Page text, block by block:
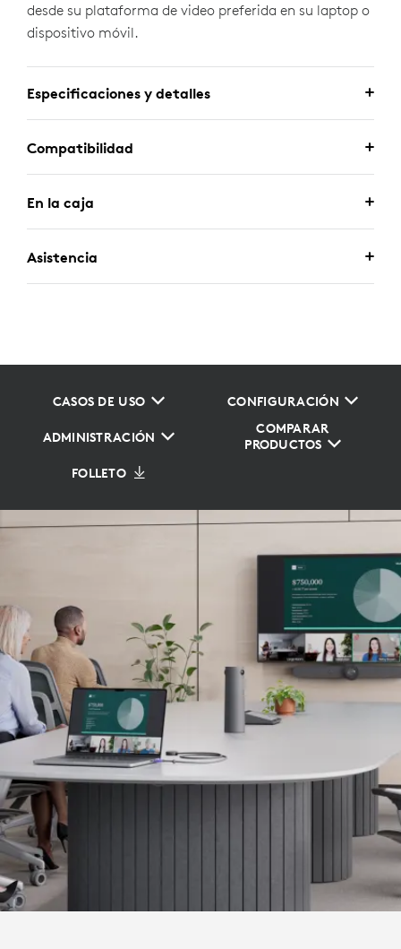
desde su plataforma de video preferida en su laptop o
dispositivo móvil.
Especificaciones y detalles
Compatibilidad
En la caja
Asistencia
CASOS DE USO CONFIGURACIÓN
ADMINISTRACIÓN
COMPARAR
PRODUCTOS
FOLLETO